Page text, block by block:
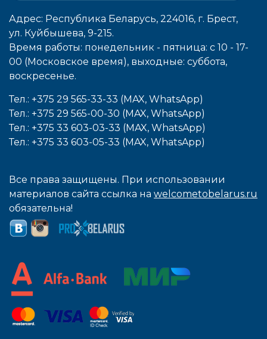
Адрес: Республика Беларусь, 224016, г. Брест,
ул. Куйбышева, 9-215.
Время работы: понедельник - пятница: с 10 - 17-
00 (Московское время), выходные: cуббота,
воcкресенье.
Тел.: +375 29 565-33-33 (MAX, WhatsApp)
Тел.: +375 29 565-00-30 (MAX, WhatsApp)
Тел.: +375 33 603-03-33 (MAX, WhatsApp)
Тел.: +375 33 603-05-33 (MAX, WhatsApp)
Все права защищены. При использовании
материалов сайта ссылка на welcometobelarus.ru
обязательна!